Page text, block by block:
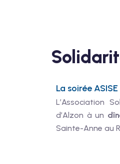
La soirée
L’Association
d’Alzon à un
Sainte-Anne au